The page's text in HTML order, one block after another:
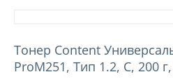
Тонер Content
ProM251, Тип 1.2, C, 200